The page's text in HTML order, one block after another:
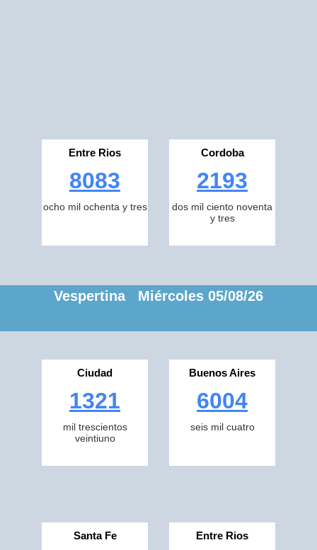
Entre Rios
8083
ocho mil ochenta y tres
Cordoba
2193
dos mil ciento noventa
y tres
Vespertina Miércoles 05/08/26
Ciudad
1321
mil trescientos
veintiuno
Buenos Aires
6004
seis mil cuatro
Santa Fe Entre Rios